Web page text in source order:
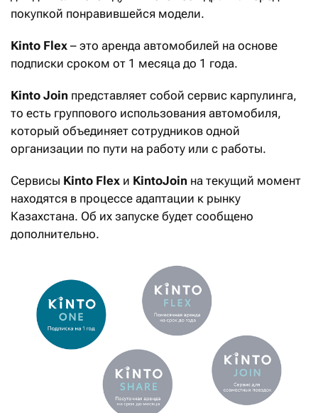
покупкой понравившейся модели.
Kinto Flex – это аренда автомобилей на основе
подписки сроком от 1 месяца до 1 года.
Kinto Join представляет собой сервис карпулинга,
то есть группового использования автомобиля,
который объединяет сотрудников одной
организации по пути на работу или с работы.
Сервисы Kinto Flex и KintoJoin на текущий момент
находятся в процессе адаптации к рынку
Казахстана. Об их запуске будет сообщено
дополнительно.